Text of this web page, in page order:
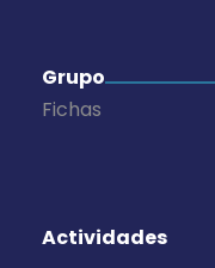
Grupo
Fichas
Actividades